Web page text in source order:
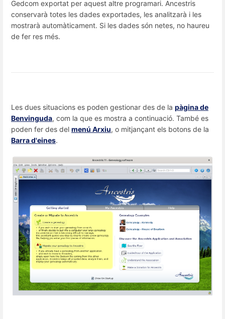
Gedcom exportat per aquest altre programari. Ancestris
conservarà totes les dades exportades, les analitzarà i les
mostrarà automàticament. Si les dades són netes, no haureu
de fer res més.
Les dues situacions es poden gestionar des de la pàgina de
Benvinguda, com la que es mostra a continuació. També es
poden fer des del menú Arxiu, o mitjançant els botons de la
Barra d'eines.